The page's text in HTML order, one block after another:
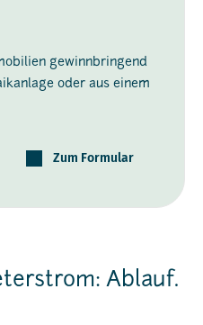
gewinnbringend
oder aus einem
Zum Formular
Ablauf.